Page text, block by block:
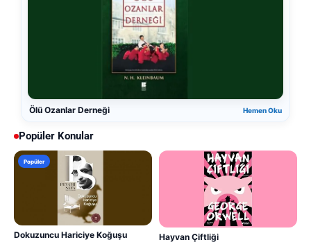
Ölü Ozanlar Derneği Hemen Oku
Popüler Konular
Popüler
Dokuzuncu Hariciye Koğuşu Hayvan Çiftliği